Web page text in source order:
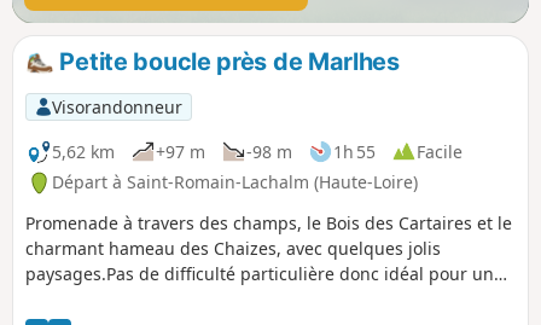
Petite boucle près de Marlhes
Visorandonneur
5,62 km
+97 m -98 m 1h 55
Facile
Départ à Saint-Romain-Lachalm (Haute-Loire)
Promenade à travers des champs, le Bois des Cartaires et le
charmant hameau des Chaizes, avec quelques jolis
paysages.Pas de difficulté particulière donc idéal pour une